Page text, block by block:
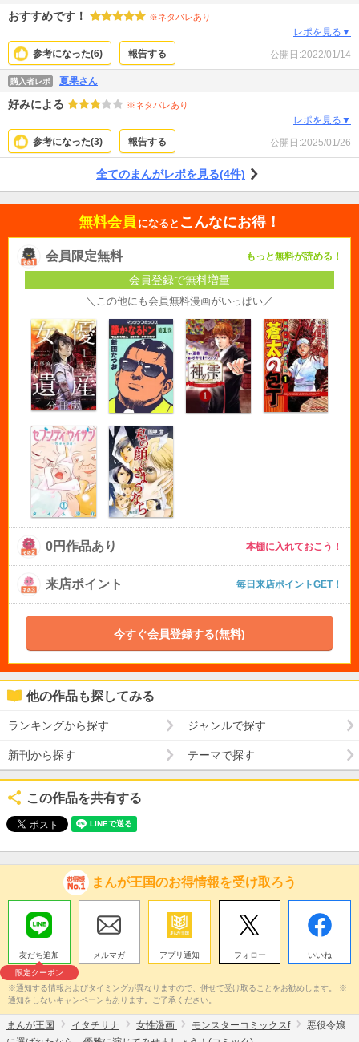
おすすめです！ ※ネタバレあり
レポを見る▼
参考になった(6) 報告する 公開日:2022/01/14
購入者レポ 夏果さん
好みによる ※ネタバレあり
レポを見る▼
参考になった(3) 報告する 公開日:2025/01/26
全てのまんがレポを見る(4件)
無料会員 になると こんなにお得！
会員限定無料 もっと無料が読める！
会員登録で無料増量
＼この他にも会員無料漫画がいっぱい／
0円作品あり 本棚に入れておこう！
来店ポイント 毎日来店ポイントGET！
今すぐ会員登録する(無料)
他の作品も探してみる
ランキングから探す ジャンルで探す
新刊から探す テーマで探す
この作品を共有する
まんが王国のお得情報を受け取ろう
友だち追加
限定クーポン
メルマガ アプリ通知 フォロー いいね
※通知する情報およびタイミングが異なりますので、併せて受け取ることをお勧めします。 ※
通知をしないキャンペーンもあります。ご了承ください。
まんが王国 イタチサナ 女性漫画 モンスターコミックスf
悪役令嬢